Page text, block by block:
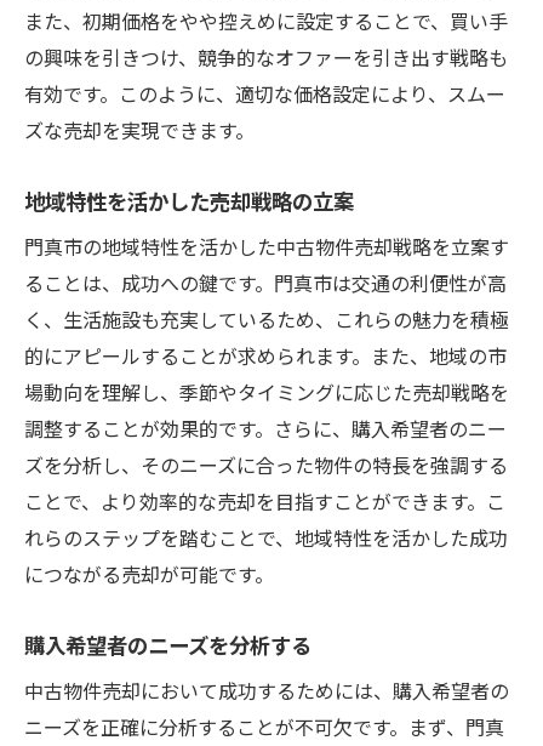
また、初期価格をやや控えめに設定することで、買い手
の興味を引きつけ、競争的なオファーを引き出す戦略も
有効です。このように、適切な価格設定により、スムー
ズな売却を実現できます。
地域特性を活かした売却戦略の立案
門真市の地域特性を活かした中古物件売却戦略を立案す
ることは、成功への鍵です。門真市は交通の利便性が高
く、生活施設も充実しているため、これらの魅力を積極
的にアピールすることが求められます。また、地域の市
場動向を理解し、季節やタイミングに応じた売却戦略を
調整することが効果的です。さらに、購入希望者のニー
ズを分析し、そのニーズに合った物件の特長を強調する
ことで、より効率的な売却を目指すことができます。こ
れらのステップを踏むことで、地域特性を活かした成功
につながる売却が可能です。
購入希望者のニーズを分析する
中古物件売却において成功するためには、購入希望者の
ニーズを正確に分析することが不可欠です。まず、門真